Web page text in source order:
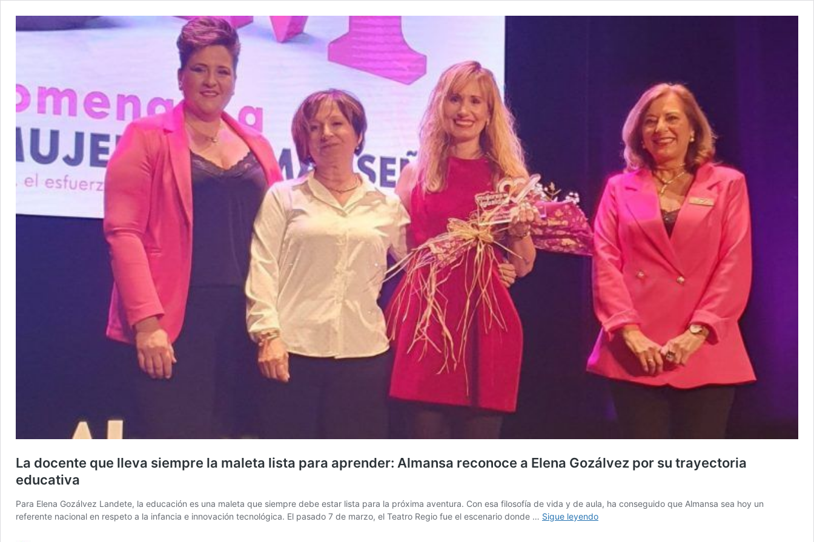
La docente que lleva siempre la maleta lista para aprender: Almansa reconoce a Elena Gozálvez por su trayectoria
educativa
Para Elena Gozálvez Landete, la educación es una maleta que siempre debe estar lista para la próxima aventura. Con esa filosofía de vida y de aula, ha conseguido que Almansa sea hoy un
referente nacional en respeto a la infancia e innovación tecnológica. El pasado 7 de marzo, el Teatro Regio fue el escenario donde … Sigue leyendoLa